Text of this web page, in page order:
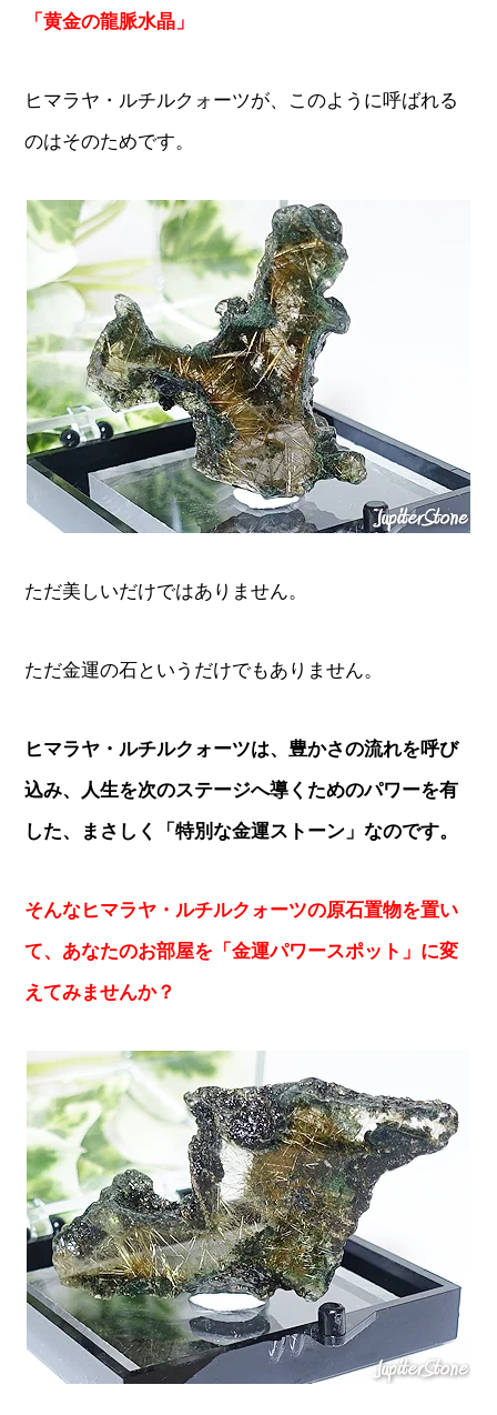
「黄金の龍脈水晶」
ヒマラヤ・ルチルクォーツが、このように呼ばれる
のはそのためです。
ただ美しいだけではありません。
ただ金運の石というだけでもありません。
ヒマラヤ・ルチルクォーツは、豊かさの流れを呼び
込み、人生を次のステージへ導くためのパワーを有
した、まさしく「特別な金運ストーン」なのです。
そんなヒマラヤ・ルチルクォーツの原石置物を置い
て、あなたのお部屋を「金運パワースポット」に変
えてみませんか？